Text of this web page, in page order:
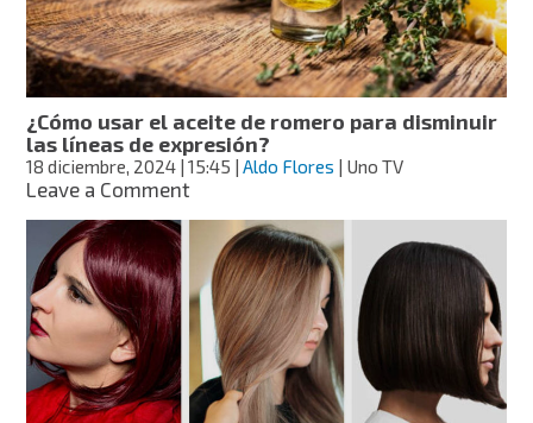
¿Cómo usar el aceite de romero para disminuir
las líneas de expresión?
18 diciembre, 2024 | 15:45 |Aldo Flores | Uno TV
Leave a Commenton
usar
aceite
de
romero
para
disminuir
las